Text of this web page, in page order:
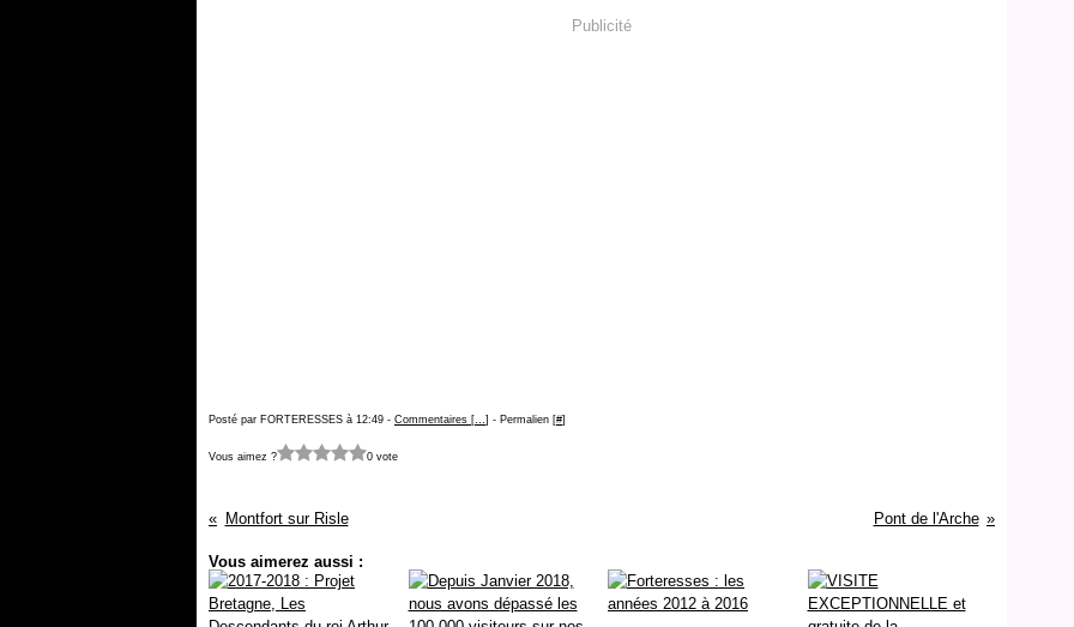
Publicité
Posté par FORTERESSES à 12:49 - Commentaires […] - Permalien [#]
Vous aimez ? 0 vote
Montfort sur Risle Pont de l'Arche
Vous aimerez aussi :